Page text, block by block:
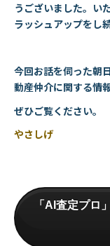
うございました。い
ラッシュアップをし
今回お話を伺った朝
動産仲介に関する情
ぜひご覧ください。
やさしげ
「AI査定プロ